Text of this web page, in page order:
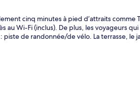
cinq minutes à pied d’attraits comme
au Wi-Fi (inclus). De plus, les voyageurs
de randonnée/de vélo. La terrasse, le